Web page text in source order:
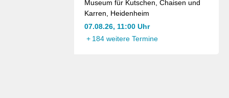
Museum für Kutschen, Chaisen und
Karren, Heidenheim
07.08.26, 11:00 Uhr
+ 184 weitere Termine